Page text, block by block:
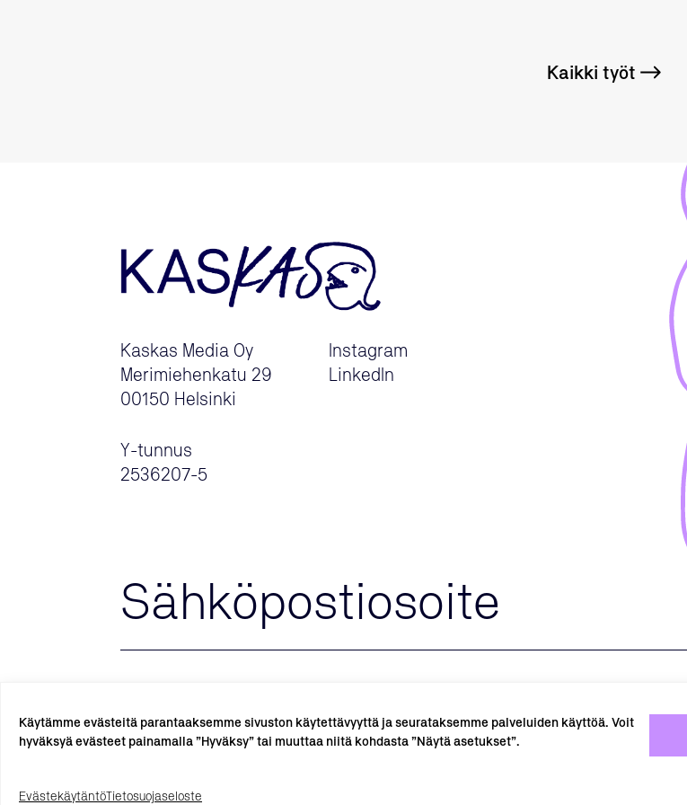
Käytämme evästeitä parantaaksemme sivuston käytettävyyttä ja seurataksemme palveluiden käyttöä. Voit
hyväksyä evästeet painamalla ”Hyväksy” tai muuttaa niitä kohdasta ”Näytä asetukset”.
Evästekäytäntö Tietosuojaseloste
Kaikki työt
Kaskas Media Oy
Merimiehenkatu 29
00150 Helsinki
Y-tunnus
2536207-5
Instagram
LinkedIn
Tietosuojaseloste
Evästekäytäntö